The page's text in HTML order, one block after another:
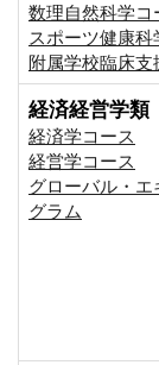
数理自然科学コ
スポーツ健康科
附属学校臨床支
経済経営学類
経済学コース
経営学コース
グローバル・
グラム